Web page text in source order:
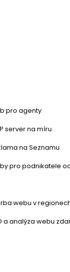
pro agenty
server na míru
na Seznamu
pro podnikatele
webu v
a analýza webu